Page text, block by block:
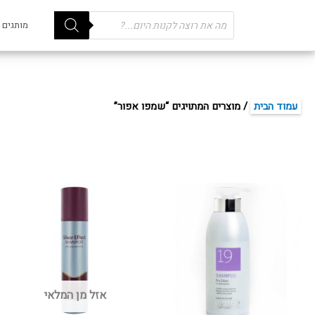
מותגים
Products
search
עמוד הבית / מוצרים המתויגים “שמפו אפור”
אזל מן המלאי